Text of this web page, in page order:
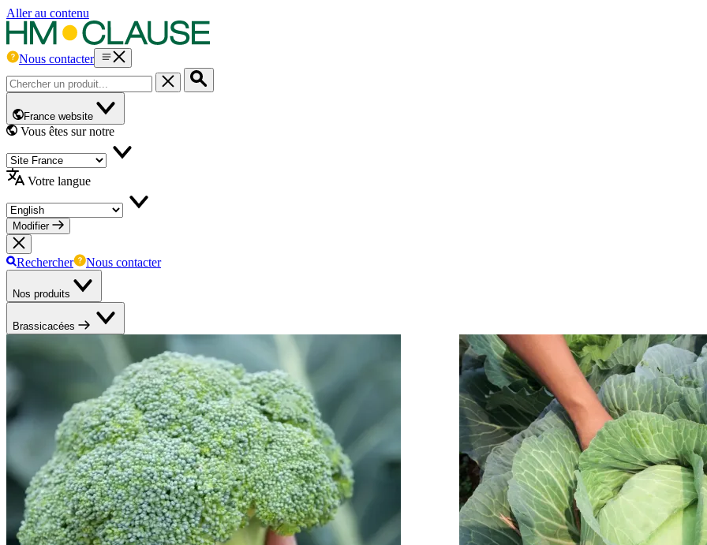
Aller au contenu
Nous contacter
France website
Vous êtes sur notre
Votre langue
Modifier
Rechercher Nous contacter
Nos produits
Brassicacées